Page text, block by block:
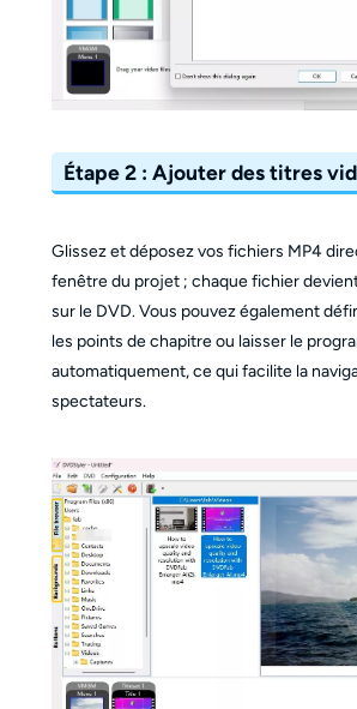
Étape2 : Ajouter des titres
Glissez et déposez vos fichiers MP4
fenêtre du projet ; chaque fichier
sur le DVD. Vous pouvez également
les points de chapitre ou laisser le
automatiquement, ce qui facilite la
spectateurs.